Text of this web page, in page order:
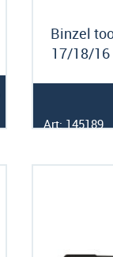
Binzel
17/18/16
Art: 145189